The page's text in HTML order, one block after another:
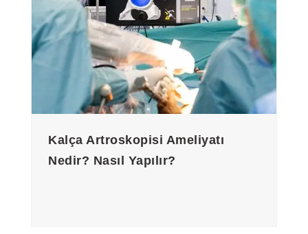
Kalça Artroskopisi Ameliyatı
Nedir? Nasıl Yapılır?